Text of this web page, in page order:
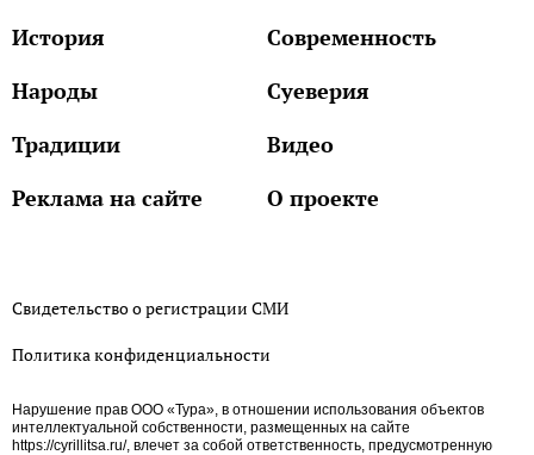
История
Современность
Народы
Суеверия
Традиции
Видео
Реклама на сайте
О проекте
Свидетельство о регистрации СМИ
Политика конфиденциальности
Нарушение прав ООО «Тура», в отношении использования объектов
интеллектуальной собственности, размещенных на сайте
https://cyrillitsa.ru/, влечет за собой ответственность, предусмотренную